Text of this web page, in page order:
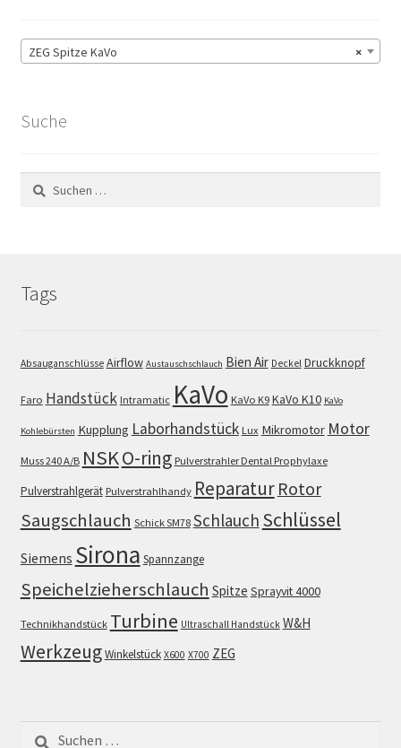
×
ZEG Spitze KaVo
Suche
Suchen
nach:
Tags
Absauganschlüsse Airflow Austauschschlauch Bien Air Deckel Druckknopf
Faro Handstück Intramatic KaVo KaVo K9 KaVo K10 KaVo
Kohlebürsten Kupplung Laborhandstück Lux Mikromotor Motor
Muss 240 A/B NSKO-ring Pulverstrahler Dental Prophylaxe
Pulverstrahlgerät Pulverstrahlhandy Reparatur Rotor
Saugschlauch Schick SM78 Schlauch Schlüssel
Siemens Sirona Spannzange
Speichelzieherschlauch Spitze Sprayvit 4000
Technikhandstück Turbine Ultraschall Handstück W&H
WerkzeugWinkelstück X600 X700 ZEG